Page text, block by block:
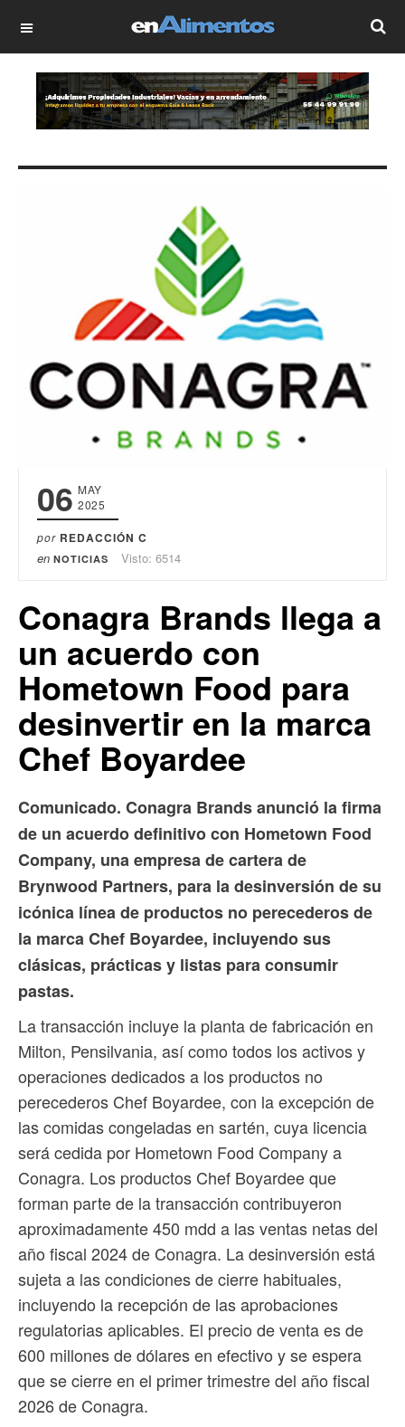
OFF CANVAS
06 MAY
2025
por REDACCIÓN C
en NOTICIAS Visto: 6514
Conagra Brands llega a
un acuerdo con
Hometown Food para
desinvertir en la marca
Chef Boyardee
Comunicado. Conagra Brands anunció la firma
de un acuerdo definitivo con Hometown Food
Company, una empresa de cartera de
Brynwood Partners, para la desinversión de su
icónica línea de productos no perecederos de
la marca Chef Boyardee, incluyendo sus
clásicas, prácticas y listas para consumir
pastas.
La transacción incluye la planta de fabricación en
Milton, Pensilvania, así como todos los activos y
operaciones dedicados a los productos no
perecederos Chef Boyardee, con la excepción de
las comidas congeladas en sartén, cuya licencia
será cedida por Hometown Food Company a
Conagra. Los productos Chef Boyardee que
forman parte de la transacción contribuyeron
aproximadamente 450 mdd a las ventas netas del
año fiscal 2024 de Conagra. La desinversión está
sujeta a las condiciones de cierre habituales,
incluyendo la recepción de las aprobaciones
regulatorias aplicables. El precio de venta es de
600 millones de dólares en efectivo y se espera
que se cierre en el primer trimestre del año fiscal
2026 de Conagra.